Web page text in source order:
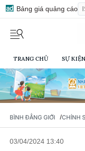
Bảng giá quảng cáo
TRANG CHỦ SỰ KIỆN
BÌNH ĐẲNG GIỚI /CHÍNH
03/04/2024 13:40